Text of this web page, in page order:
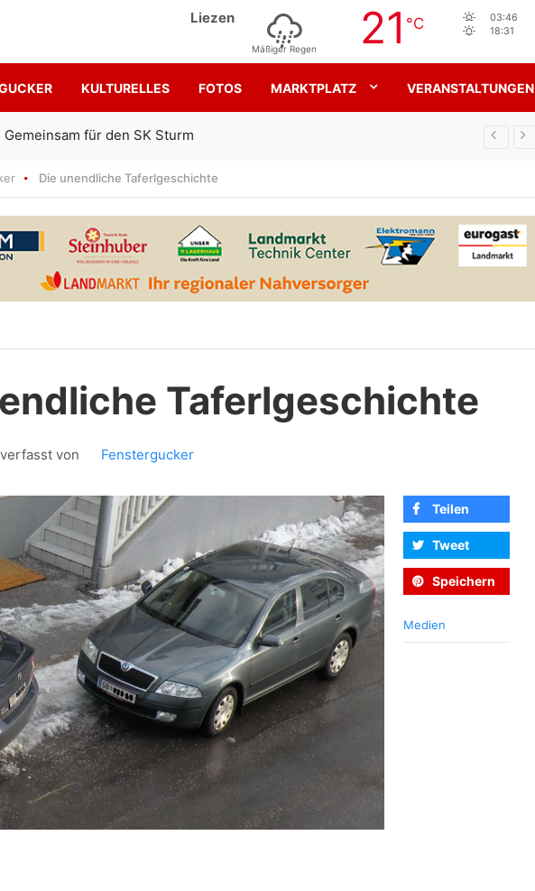
Liezen
Mäßiger Regen 21 °C
03:46
18:31
KULTURELLES FOTOS MARKTPLATZ VERANSTALTUNGEN
Gemeinsam für den SK Sturm
Die unendliche Taferlgeschichte
Taferlgeschichte
verfasst von Fenstergucker
Teilen
Tweet
Speichern
Medien